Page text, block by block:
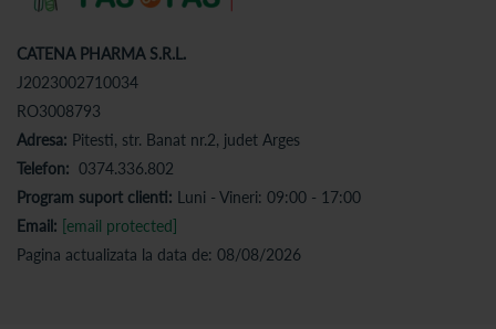
CATENA PHARMA S.R.L.
J2023002710034
RO3008793
Adresa: Pitesti, str. Banat nr.2, judet Arges
Telefon: 0374.336.802
Program suport clienti: Luni - Vineri: 09:00 - 17:00
Email: [email protected]
Pagina actualizata la data de: 08/08/2026